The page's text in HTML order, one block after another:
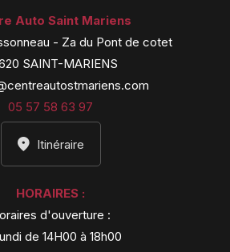
Auto Saint Mariens
- Za du Pont de cotet
SAINT-MARIENS
05 57 58 63 97
Itinéraire
HORAIRES :
d'ouverture :
de 14H00 à 18h00